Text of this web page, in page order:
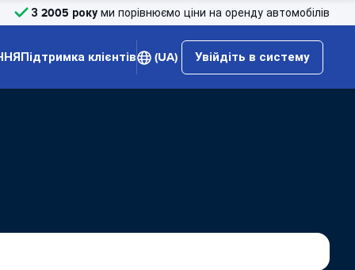
З 2005 року ми порівнюємо ціни на оренду автомобілів
Підтримка клієнтів (UA) Увійдіть в систему